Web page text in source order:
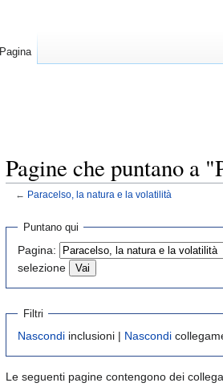
Pagine che puntano a
← Paracelso, la natura e la volatilità
Jump
navigation
Jump
search
Puntano qui
Pagina:
selezione
Filtri
Nascondi inclusioni | Nascondi
Le seguenti pagine contengono dei
Pagina